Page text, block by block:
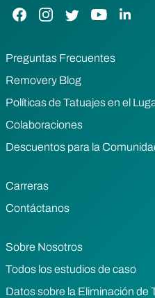
Enlace de Facebook
Enlace de Instagram
Enlace de Twitter
Enlace deEnlace
Preguntas Frecuentes
Removery Blog
Políticas de Tatuajes en el
Colaboraciones
Descuentos para la
Carreras
Contáctanos
Sobre Nosotros
Todos los estudios de caso
Datos sobre la Eliminación de